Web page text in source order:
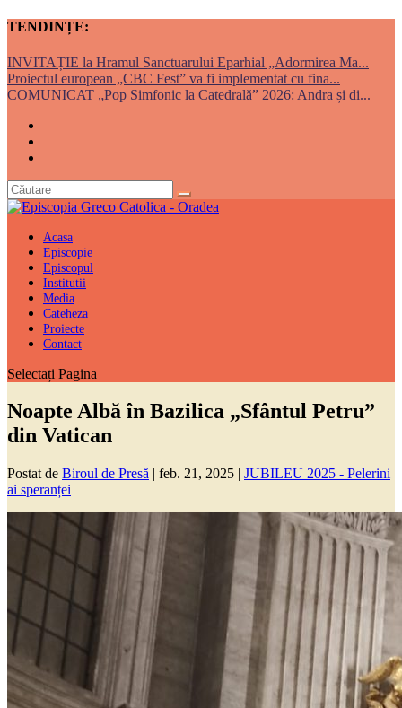
TENDINȚE:
INVITAȚIE la Hramul Sanctuarului Eparhial „Adormirea Ma...
Proiectul european „CBC Fest” va fi implementat cu fina...
COMUNICAT „Pop Simfonic la Catedrală” 2026: Andra și di...
Acasa
Episcopie
Episcopul
Institutii
Media
Cateheza
Proiecte
Contact
Selectați Pagina
Noapte Albă în Bazilica „Sfântul Petru”
din Vatican
Postat de Biroul de Presă | feb. 21, 2025 | JUBILEU 2025 - Pelerini
ai speranței